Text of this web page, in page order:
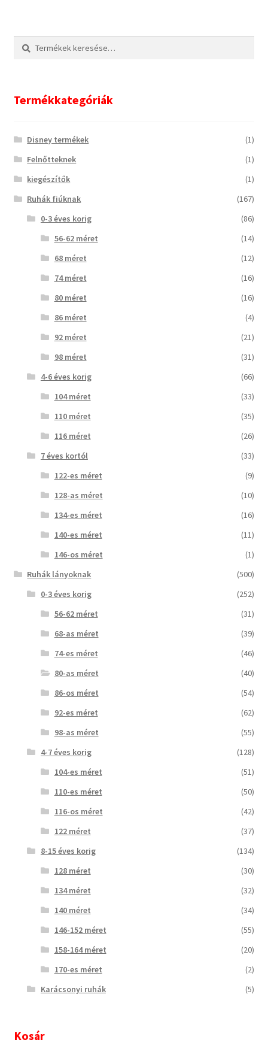
Keresés
Keresés
Termékkategóriák
Disney termékek
(1)
Felnőtteknek
(1)
kiegészítők
(1)
Ruhák fiúknak
(167)
0-3 éves korig
(86)
56-62 méret
(14)
68 méret
(12)
74 méret
(16)
80 méret
(16)
86 méret
(4)
92 méret
(21)
98 méret
(31)
4-6 éves korig
(66)
104 méret
(33)
110 méret
(35)
116 méret
(26)
7 éves kortól
(33)
122-es méret
(9)
128-as méret
(10)
134-es méret
(16)
140-es méret
(11)
146-os méret
(1)
Ruhák lányoknak
(500)
0-3 éves korig
(252)
56-62 méret
(31)
68-as méret
(39)
74-es méret
(46)
80-as méret
(40)
86-os méret
(54)
92-es méret
(62)
98-as méret
(55)
4-7 éves korig
(128)
104-es méret
(51)
110-es méret
(50)
116-os méret
(42)
122 méret
(37)
8-15 éves korig
(134)
128 méret
(30)
134 méret
(32)
140 méret
(34)
146-152 méret
(55)
158-164 méret
(20)
170-es méret
(2)
Karácsonyi ruhák
(5)
Kosár